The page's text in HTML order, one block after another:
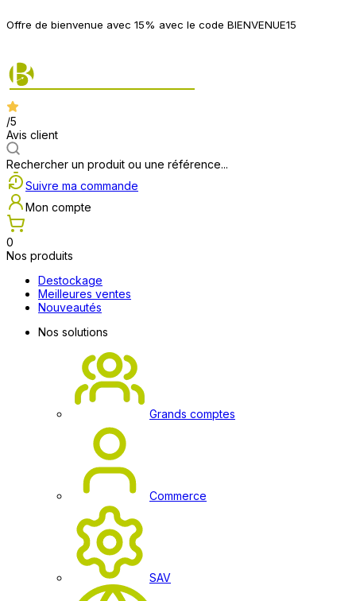
Offre de bienvenue avec 15% avec le code BIENVENUE15
/5
Avis client
Rechercher un produit ou une référence...
Suivre ma commande
Mon compte
0
Nos produits
Destockage
Meilleures ventes
Nouveautés
Nos solutions
Grands comptes
Commerce
SAV